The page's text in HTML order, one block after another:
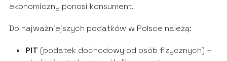
ekonomiczny ponosi konsument.
Do najważniejszych podatków w Polsce należą:
PIT (podatek dochodowy od osób fizycznych) –